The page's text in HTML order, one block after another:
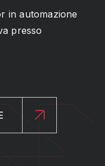
in automazione
presso